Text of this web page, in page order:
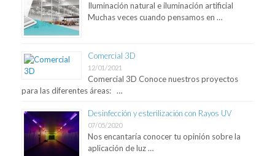
Iluminación natural e iluminación artificial
Muchas veces cuando pensamos en …
Comercial 3D
12/01/2021
Comercial 3D Conoce nuestros proyectos
para las diferentes áreas: …
Desinfección y esterilización con Rayos UV
07/05/2020
Nos encantaría conocer tu opinión sobre la
aplicación de luz …